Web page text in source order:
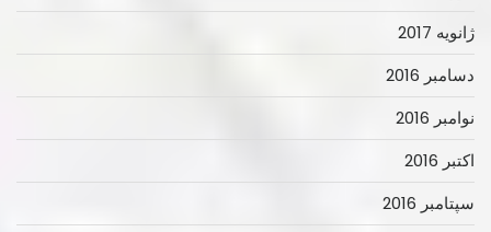
ژانویه 2017
دسامبر 2016
نوامبر 2016
اکتبر 2016
سپتامبر 2016